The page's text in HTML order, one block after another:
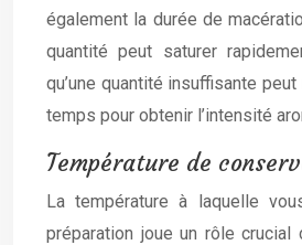
également la durée de
quantité peut saturer
qu’une quantité insuffisante
temps pour obtenir l’intensité
Température de
La température à laquelle
préparation joue un rôle